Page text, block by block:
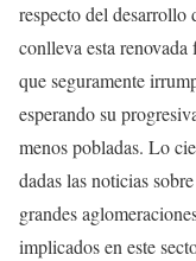
respecto del
conlleva esta
que seguramente
esperando su
menos pobladas. Lo
dadas las noticias
grandes
implicados en este